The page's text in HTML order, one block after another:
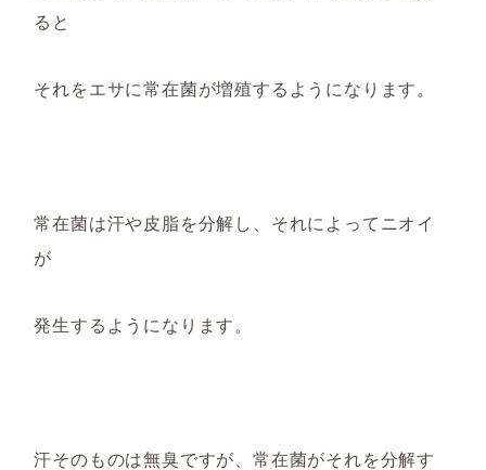
ると
それをエサに常在菌が増殖するようになります。
常在菌は汗や皮脂を分解し、それによってニオイ
が
発生するようになります。
汗そのものは無臭ですが、常在菌がそれを分解す